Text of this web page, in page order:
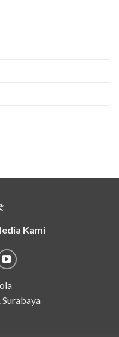
Kami
Surabaya